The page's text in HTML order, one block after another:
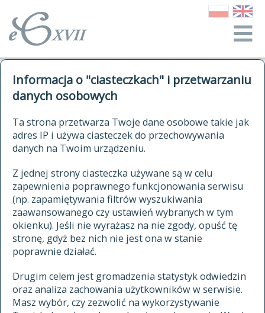
Informacja o "ciasteczkach" i przetwarzaniu
danych osobowych
Ta strona przetwarza Twoje dane osobowe takie jak
adres IP i używa ciasteczek do przechowywania
danych na Twoim urządzeniu.
Z jednej strony ciasteczka używane są w celu
zapewnienia poprawnego funkcjonowania serwisu
(np. zapamiętywania filtrów wyszukiwania
zaawansowanego czy ustawień wybranych w tym
okienku). Jeśli nie wyrażasz na nie zgody, opuść tę
stronę, gdyż bez nich nie jest ona w stanie
poprawnie działać.
Drugim celem jest gromadzenia statystyk odwiedzin
oraz analiza zachowania użytkowników w serwisie.
Masz wybór, czy zezwolić na wykorzystywanie
autorzy Słownika
historia
publikacje
źródła
autorzy tekstów źródłowych
zasady opracowania
statystyki
najnowsze hasła
ostatnio zmodyfikowane hasła
materiały archiwalne
cytowanie
kwerendy
jak cytować Słownik
ELEKTRONICZNY SŁOWNIK
JĘZYKA POLSKIEGO
XVII I XVIII WIEKU
znajdź hasła
zaczynające się od